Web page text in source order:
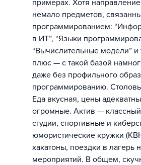
примерах. Хотя
немало предметов,
программированием:
в ИТ”, “Языки
“Вычислительные модели” и
плюс — с такой базой
даже без профильного
программированию.
Еда вкусная, цены
огромные. Актив —
студии, спортивные и
юмористические кружки
хакатоны, поездки в лагерь
мероприятий. В общем,